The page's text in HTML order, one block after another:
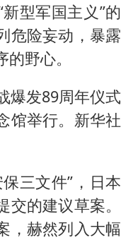
型军国主义”的
危险妄动，暴露
野心。
爆发89周年仪式
馆举行。新华社
三文件”，日本
的建议草案。
，赫然列入大幅